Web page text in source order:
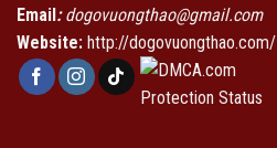
Email :dogovuongthao@gmail.com
Website: http://dogovuongthao.com/